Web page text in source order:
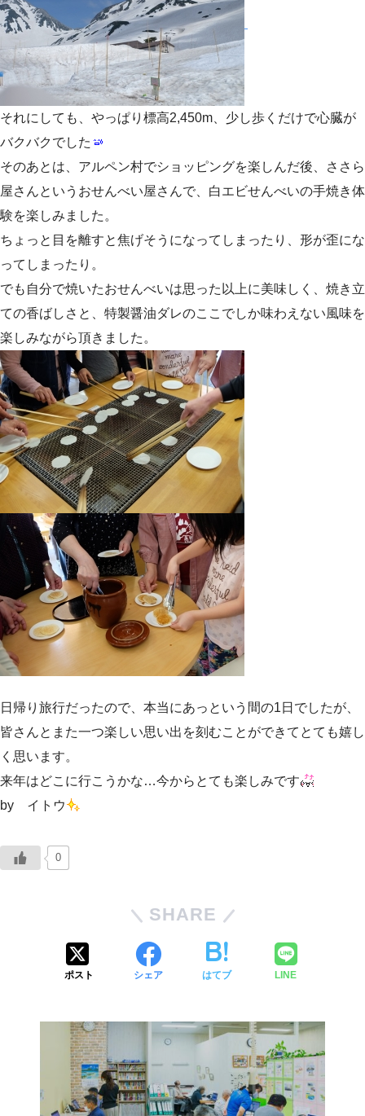
それにしても、やっぱり標高2,450m、少し歩くだけで心臓が
バクバクでした
そのあとは、アルペン村でショッピングを楽しんだ後、ささら
屋さんというおせんべい屋さんで、白エビせんべいの手焼き体
験を楽しみました。
ちょっと目を離すと焦げそうになってしまったり、形が歪にな
ってしまったり。
でも自分で焼いたおせんべいは思った以上に美味しく、焼き立
ての香ばしさと、特製醤油ダレのここでしか味わえない風味を
楽しみながら頂きました。
日帰り旅行だったので、本当にあっという間の1日でしたが、
皆さんとまた一つ楽しい思い出を刻むことができてとても嬉し
く思います。
来年はどこに行こうかな…今からとても楽しみです
by イトウ
0
SHARE
ポスト シェア はてブ LINE